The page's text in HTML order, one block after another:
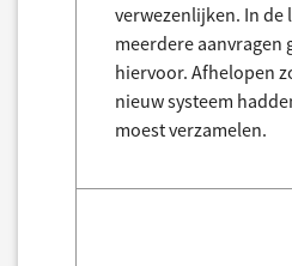
verwezenlijken. In
meerdere aanvragen
hiervoor. Afhelopen
nieuw systeem
moest verzamelen.